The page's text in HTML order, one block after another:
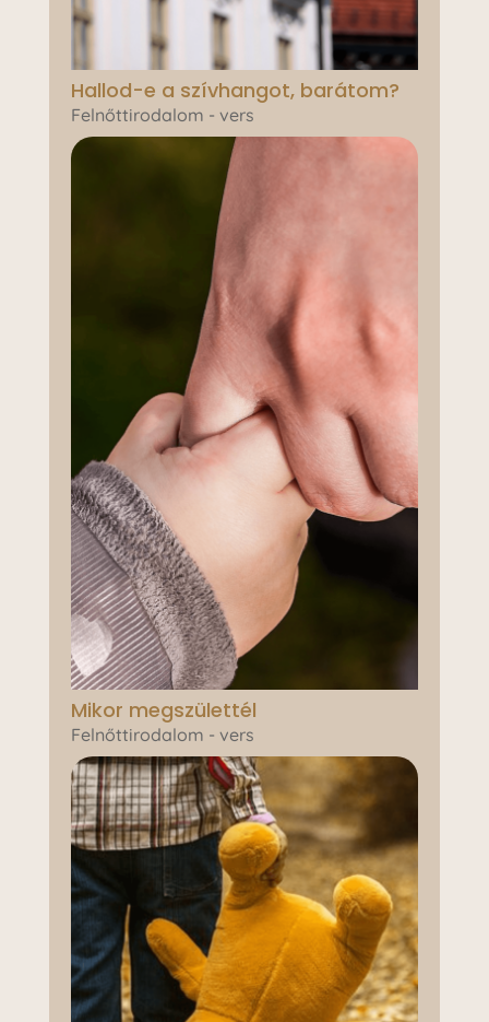
Hallod-e a szívhangot, barátom?
Felnőttirodalom - vers
Mikor megszülettél
Felnőttirodalom - vers